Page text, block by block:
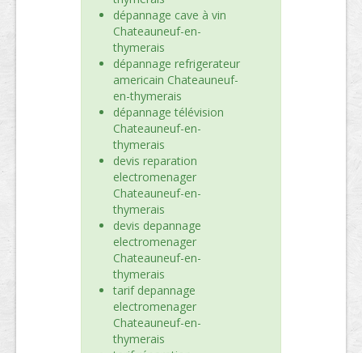
dépannage cave à vin
Chateauneuf-en-
thymerais
dépannage refrigerateur
americain Chateauneuf-
en-thymerais
dépannage télévision
Chateauneuf-en-
thymerais
devis reparation
electromenager
Chateauneuf-en-
thymerais
devis depannage
electromenager
Chateauneuf-en-
thymerais
tarif depannage
electromenager
Chateauneuf-en-
thymerais